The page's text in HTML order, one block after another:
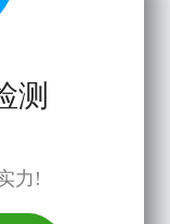
测
力!